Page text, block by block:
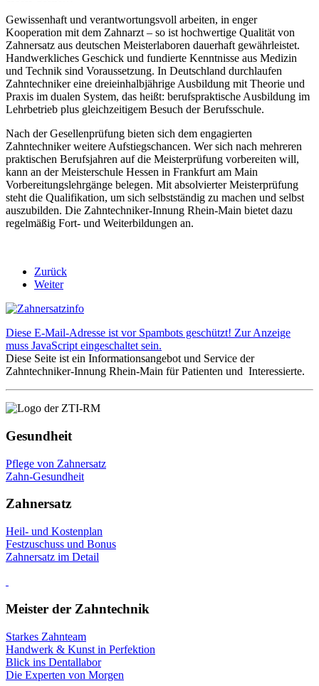
Gewissenhaft und verantwortungsvoll arbeiten, in enger
Kooperation mit dem Zahnarzt – so ist hochwertige Qualität von
Zahnersatz aus deutschen Meisterlaboren dauerhaft gewährleistet.
Handwerkliches Geschick und fundierte Kenntnisse aus Medizin
und Technik sind Voraussetzung. In Deutschland durchlaufen
Zahntechniker eine dreieinhalbjährige Ausbildung mit Theorie und
Praxis im dualen System, das heißt: berufspraktische Ausbildung im
Lehrbetrieb plus gleichzeitigem Besuch der Berufsschule.
Nach der Gesellenprüfung bieten sich dem engagierten
Zahntechniker weitere Aufstiegschancen. Wer sich nach mehreren
praktischen Berufsjahren auf die Meisterprüfung vorbereiten will,
kann an der Meisterschule Hessen in Frankfurt am Main
Vorbereitungslehrgänge belegen. Mit absolvierter Meisterprüfung
steht die Qualifikation, um sich selbstständig zu machen und selbst
auszubilden. Die Zahntechniker-Innung Rhein-Main bietet dazu
regelmäßig Fort- und Weiterbildungen an.
Zurück
Weiter
Diese E-Mail-Adresse ist vor Spambots geschützt! Zur Anzeige
muss JavaScript eingeschaltet sein.
Diese Seite ist ein Informationsangebot und Service der
Zahntechniker-Innung Rhein-Main für Patienten und Interessierte.
Gesundheit
Pflege von Zahnersatz
Zahn-Gesundheit
Zahnersatz
Heil- und Kostenplan
Festzuschuss und Bonus
Zahnersatz im Detail
Meister der Zahntechnik
Starkes Zahnteam
Handwerk & Kunst in Perfektion
Blick ins Dentallabor
Die Experten von Morgen